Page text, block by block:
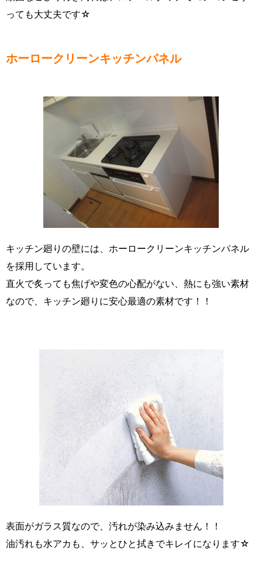
っても大丈夫です☆
ホーロークリーンキッチンパネル
キッチン廻りの壁には、ホーロークリーンキッチンパネル
を採用しています。
直火で炙っても焦げや変色の心配がない、熱にも強い素材
なので、キッチン廻りに安心最適の素材です！！
表面がガラス質なので、汚れが染み込みません！！
油汚れも水アカも、サッとひと拭きでキレイになります☆